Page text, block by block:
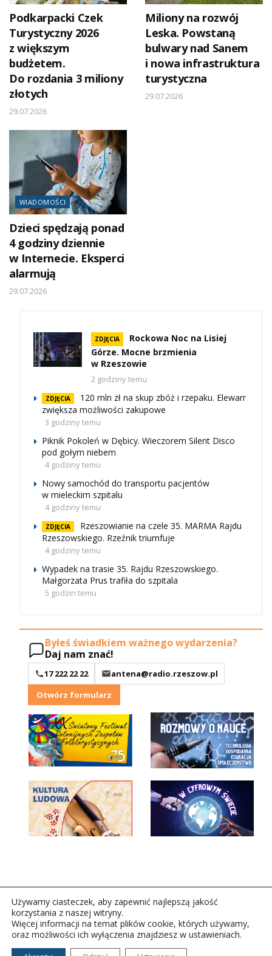
Podkarpacki Czek
Turystyczny 2026
z większym
budżetem.
Do rozdania 3 miliony
złotych
29.07.2026
Miliony na rozwój
Leska. Powstaną
bulwary nad Sanem
i nowa infrastruktura
turystyczna
29.07.2026
WIADOMOŚCI
Dzieci spędzają ponad
4 godziny dziennie
w Internecie. Eksperci
alarmują
29.07.2026
ZDJĘCIA
Rockowa Noc na Lisiej
Górze. Mocne brzmienia
w Rzeszowie
2 godziny temu
ZDJĘCIA
120 mln zł na skup zbóż i rzepaku. Elewarr
zwiększa możliwości zakupowe
3 godziny temu
Piknik Pokoleń w Dębicy. Wieczorem Silent Disco
pod gołym niebem
4 godziny temu
Nowy samochód do transportu pacjentów
w mieleckim szpitalu
4 godziny temu
ZDJĘCIA
Rzeszowianie na czele 35. MARMA Rajdu
Rzeszowskiego. Rzeźnik triumfuje
4 godziny temu
Wypadek na trasie 35. Rajdu Rzeszowskiego.
Małgorzata Prus trafiła do szpitala
5 godzin temu
Byłeś świadkiem ważnego wydarzenia?
Daj nam znać!
17 222 22 22
antena@radio.rzeszow.pl
Otwórz formularz
Copyright © 2026Polskie Radio Rzeszów S.A. w likwidacj.
Używamy ciasteczek, aby zapewnić najlepszą jakość
korzystania z naszej witryny.
Więcej informacji na temat plików cookie, których używamy,
oraz możliwości ich wyłączenia znajdziesz w ustawieniach.